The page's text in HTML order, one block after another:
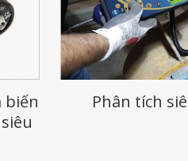
biến
Phân tích